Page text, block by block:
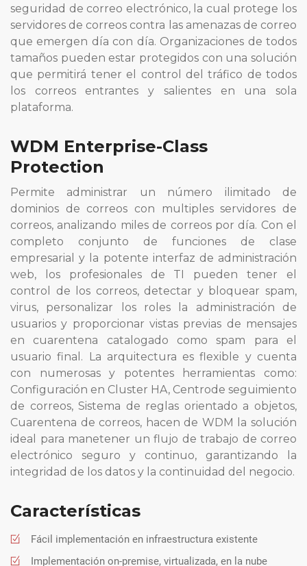
seguridad de correo electrónico, la cual protege los
servidores de correos contra las amenazas de correo
que emergen día con día. Organizaciones de todos
tamaños pueden estar protegidos con una solución
que permitirá tener el control del tráfico de todos
los correos entrantes y salientes en una sola
plataforma.
WDM Enterprise-Class
Protection
Permite administrar un número ilimitado de
dominios de correos con multiples servidores de
correos, analizando miles de correos por día. Con el
completo conjunto de funciones de clase
empresarial y la potente interfaz de administración
web, los profesionales de TI pueden tener el
control de los correos, detectar y bloquear spam,
virus, personalizar los roles la administración de
usuarios y proporcionar vistas previas de mensajes
en cuarentena catalogado como spam para el
usuario final. La arquitectura es flexible y cuenta
con numerosas y potentes herramientas como:
Configuración en Cluster HA, Centrode seguimiento
de correos, Sistema de reglas orientado a objetos,
Cuarentena de correos, hacen de WDM la solución
ideal para manetener un flujo de trabajo de correo
electrónico seguro y continuo, garantizando la
integridad de los datos y la continuidad del negocio.
Características
Fácil implementación en infraestructura existente
Implementación on-premise, virtualizada, en la nube